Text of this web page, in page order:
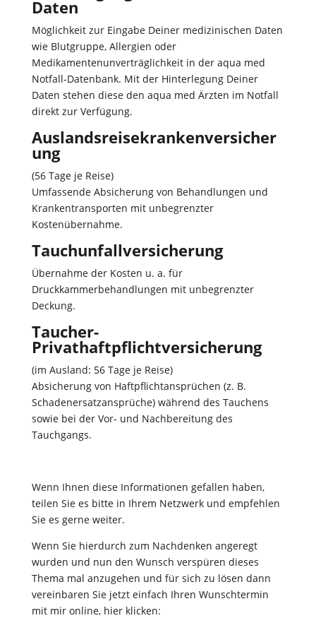
Daten
Möglichkeit zur Eingabe Deiner medizinischen Daten
wie Blutgruppe, Allergien oder
Medikamentenunverträglichkeit in der aqua med
Notfall-Datenbank. Mit der Hinterlegung Deiner
Daten stehen diese den aqua med Ärzten im Notfall
direkt zur Verfügung.
Auslandsreisekrankenversicher
ung
(56 Tage je Reise)
Umfassende Absicherung von Behandlungen und
Krankentransporten mit unbegrenzter
Kostenübernahme.
Tauchunfallversicherung
Übernahme der Kosten u. a. für
Druckkammerbehandlungen mit unbegrenzter
Deckung.
Taucher-
Privathaftpflichtversicherung
(im Ausland: 56 Tage je Reise)
Absicherung von Haftpflichtansprüchen (z. B.
Schadenersatzansprüche) während des Tauchens
sowie bei der Vor- und Nachbereitung des
Tauchgangs.
Wenn Ihnen diese Informationen gefallen haben,
teilen Sie es bitte in Ihrem Netzwerk und empfehlen
Sie es gerne weiter.
Wenn Sie hierdurch zum Nachdenken angeregt
wurden und nun den Wunsch verspüren dieses
Thema mal anzugehen und für sich zu lösen dann
vereinbaren Sie jetzt einfach Ihren Wunschtermin
mit mir online, hier klicken: